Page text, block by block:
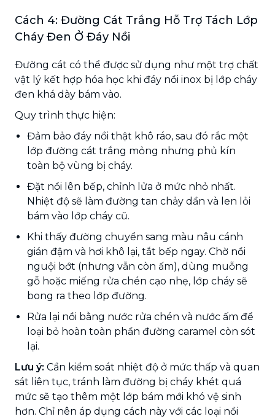
Cách 4: Đường Cát Trắng Hỗ Trợ Tách Lớp
Cháy Đen Ở Đáy Nồi
Đường cát có thể được sử dụng như một trợ chất
vật lý kết hợp hóa học khi đáy nồi inox bị lớp cháy
đen khá dày bám vào.
Quy trình thực hiện:
Đảm bảo đáy nồi thật khô ráo, sau đó rắc một
lớp đường cát trắng mỏng nhưng phủ kín
toàn bộ vùng bị cháy.
Đặt nồi lên bếp, chỉnh lửa ở mức nhỏ nhất.
Nhiệt độ sẽ làm đường tan chảy dần và len lỏi
bám vào lớp cháy cũ.
Khi thấy đường chuyển sang màu nâu cánh
gián đậm và hơi khô lại, tắt bếp ngay. Chờ nồi
nguội bớt (nhưng vẫn còn ấm), dùng muỗng
gỗ hoặc miếng rửa chén cạo nhẹ, lớp cháy sẽ
bong ra theo lớp đường.
Rửa lại nồi bằng nước rửa chén và nước ấm để
loại bỏ hoàn toàn phần đường caramel còn sót
lại.
Lưu ý: Cần kiểm soát nhiệt độ ở mức thấp và quan
sát liên tục, tránh làm đường bị cháy khét quá
mức sẽ tạo thêm một lớp bám mới khó vệ sinh
hơn. Chỉ nên áp dụng cách này với các loại nồi